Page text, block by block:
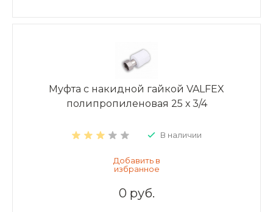
Муфта с накидной гайкой VALFEX
полипропиленовая 25 х 3/4
В наличии
0 руб.